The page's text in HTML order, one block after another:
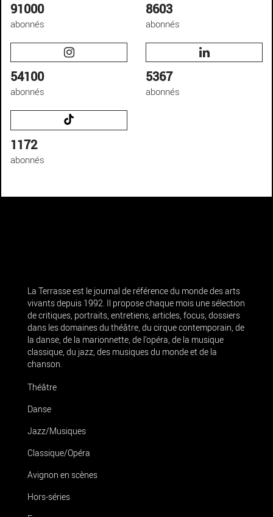
91000
abonnés
8603
abonnés
54100
abonnés
5367
abonnés
1172
abonnés
La Terrasse est le journal de référence du monde des arts
vivants depuis 1992. Il propose chaque mois une sélection
de critiques, portraits, entretiens, articles, focus, dossiers
dans les domaines du théâtre, du cirque contemporain, de
la danse, de la marionnette, de l’opéra, de la musique
classique, du jazz, des musiques du monde et de la
chanson.
Théâtre
Danse
Jazz/Musiques
Classique/Opéra
Avignon en scènes
Hors-séries